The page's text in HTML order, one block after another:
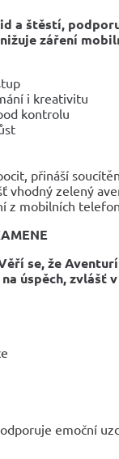
a štěstí,
záření
i kreativitu
kontrolu
přináší
vhodný zelený
z mobilních
se, že
úspěch, zvlášť
emoční